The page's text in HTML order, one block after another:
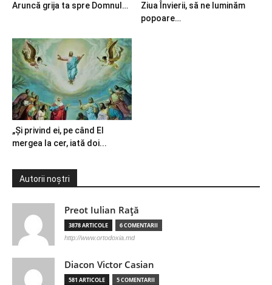
Aruncă grija ta spre Domnul…
Ziua Învierii, să ne luminăm
popoare…
„Şi privind ei, pe când El
mergea la cer, iată doi...
Autorii noștri
Preot Iulian Raţă
3878 ARTICOLE 6 COMENTARII
http://www.ortodoxia.md
Diacon Victor Casian
581 ARTICOLE 5 COMENTARII